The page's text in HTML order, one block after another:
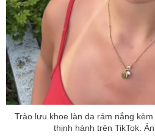
Trào lưu khoe làn da rám nắng
thịnh hành trên TikTok.